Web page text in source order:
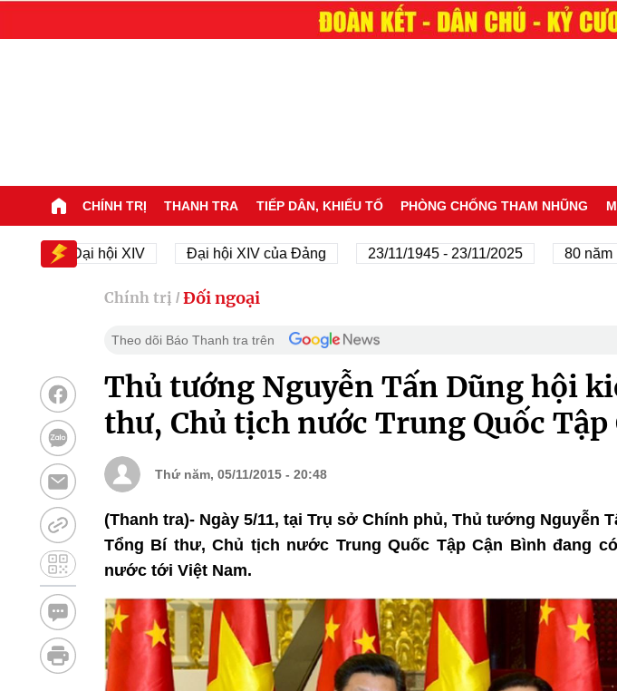
CHÍNH TRỊ THANH TRA TIẾP DÂN, KHIẾU TỐ PHÒNG CHỐNG THAM NHŨNG
Đại hội XIV Đại hội XIV của Đảng 23/11/1945 - 23/11/2025 80 năm
Chính trị / Đối ngoại
Theo dõi Báo Thanh tra trên
Thủ tướng Nguyễn Tấn Dũng hội
thư, Chủ tịch nước Trung Quốc Tập
Thứ năm, 05/11/2015 - 20:48
(Thanh tra)- Ngày 5/11, tại Trụ sở Chính phủ, Thủ tướng Nguyễn
Tổng Bí thư, Chủ tịch nước Trung Quốc Tập Cận Bình đang
nước tới Việt Nam.